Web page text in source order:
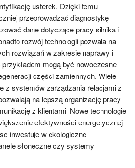
usterek. Dzięki temu
przeprowadzać diagnostykę
dane dotyczące pracy silnika i
rozwój technologii pozwala na
rozwiązań w zakresie naprawy i
mogą być nowoczesne
części zamiennych. Wiele
z systemów zarządzania relacjami z
na lepszą organizację pracy
z klientami. Nowe technologie
efektywności energetycznej
inwestuje w ekologiczne
słoneczne czy systemy